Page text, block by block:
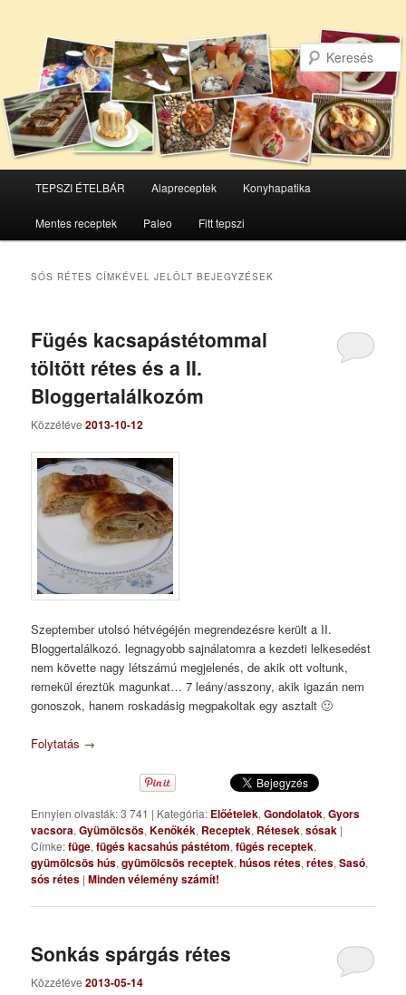
Tovább
az
elsődleges
Tovább
a
másodlagos
TEPSZI ÉTELBÁR Alapreceptek Konyhapatika
Mentes receptek Paleo Fitt tepszi
SÓS RÉTES CÍMKÉVEL JELÖLT BEJEGYZÉSEK
Fügés kacsapástétommal
töltött rétes és a II.
Bloggertalálkozóm
Közzétéve2013-10-12
Szeptember utolsó hétvégéjén megrendezésre került a II.
Bloggertalálkozó. legnagyobb sajnálatomra a kezdeti lelkesedést
nem követte nagy létszámú megjelenés, de akik ott voltunk,
remekül éreztük magunkat… 7 leány/asszony, akik igazán nem
gonoszok, hanem roskadásig megpakoltak egy asztalt 🙂
Folytatás →
Ennyien olvasták: 3 741 | Kategória: Előételek,Gondolatok,Gyors
vacsora,Gyümölcsös,Kenőkék, Receptek, Rétesek,sósak |
Címke:füge,fügés kacsahús pástétom,fügés receptek,
gyümölcsös hús,gyümölcsös receptek,húsos rétes,rétes,Sasó,
sós rétes |Minden vélemény számít!
Sonkás spárgás rétes
Közzétéve2013-05-14